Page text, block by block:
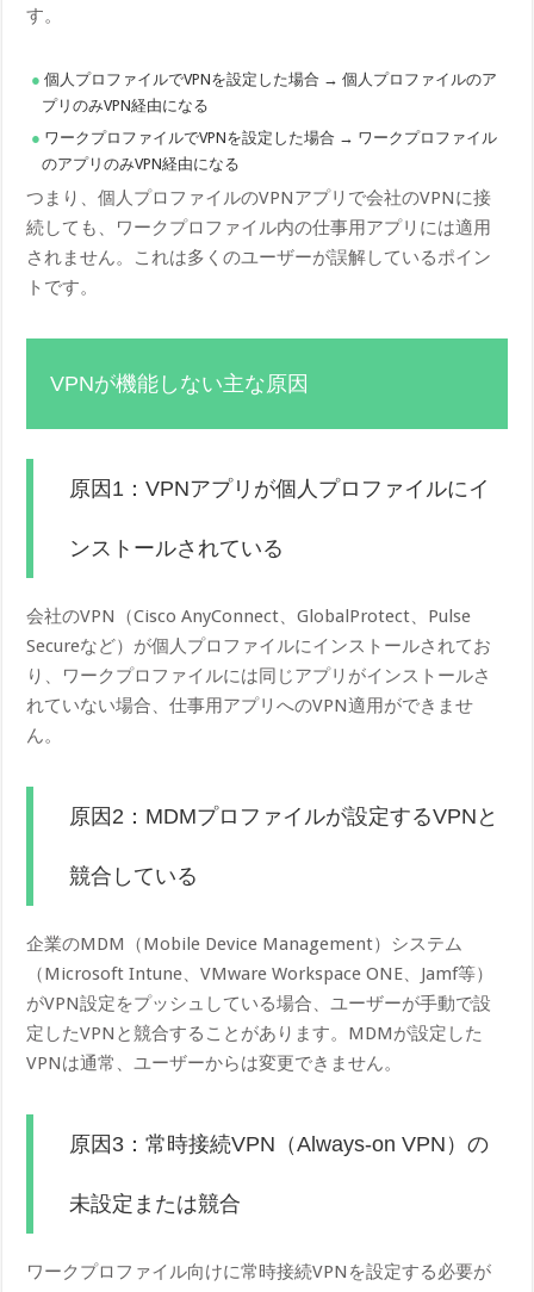
す。
個人プロファイルでVPNを設定した場合 → 個人プロファイルのア
プリのみVPN経由になる
ワークプロファイルでVPNを設定した場合 → ワークプロファイル
のアプリのみVPN経由になる
つまり、個人プロファイルのVPNアプリで会社のVPNに接
続しても、ワークプロファイル内の仕事用アプリには適用
されません。これは多くのユーザーが誤解しているポイン
トです。
VPNが機能しない主な原因
原因1：VPNアプリが個人プロファイルにイ
ンストールされている
会社のVPN（Cisco AnyConnect、GlobalProtect、Pulse
Secureなど）が個人プロファイルにインストールされてお
り、ワークプロファイルには同じアプリがインストールさ
れていない場合、仕事用アプリへのVPN適用ができませ
ん。
原因2：MDMプロファイルが設定するVPNと
競合している
企業のMDM（Mobile Device Management）システム
（Microsoft Intune、VMware Workspace ONE、Jamf等）
がVPN設定をプッシュしている場合、ユーザーが手動で設
定したVPNと競合することがあります。MDMが設定した
VPNは通常、ユーザーからは変更できません。
原因3：常時接続VPN（Always-on VPN）の
未設定または競合
ワークプロファイル向けに常時接続VPNを設定する必要が